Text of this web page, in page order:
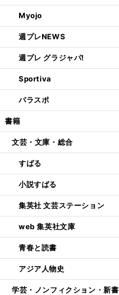
Myojo
週プレNEWS
週プレ グラジャパ!
Sportiva
パラスポ
書籍
文芸・文庫・総合
すばる
小説すばる
集英社 文芸ステーション
web 集英社文庫
青春と読書
アジア人物史
学芸・ノンフィクション・新書